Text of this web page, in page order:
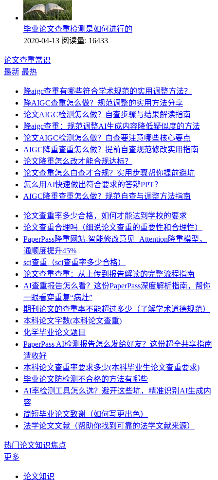
毕业论文查重检测是如何进行的
2020-04-13 阅读量: 16433
论文查重常识
最新 最热
降aigc查重有哪些符合学术规范的实用调整方法？
降AIGC查重怎么做？规范调整的实用方法分享
论文AIGC检测怎么做？自查步骤与结果解读指南
降aigc查重：规范调整AI生成内容降低疑似度的方法
论文AIGC检测怎么做？自查要注意哪些核心要点
AIGC降重查重怎么做？提前自查规范修改实用指南
论文降重怎么改才能合规达标？
论文查重怎么自查才合规？实用步骤帮你提前避坑
怎么用AI快速做出符合要求的答辩PPT？
AIGC降重查重怎么做？规范自查与调整方法指南
论文查重率多少合格，如何才能达到学校的要求
论文查重合理吗（细说论文查重的重要性和合理性）
PaperPass降重网站-智能修改意见+Attention降重模型，
通顺度提升45%
sci查重（sci查重率多少合格）
论文查重查重：从上传到报告解读的完整流程指南
AI查重报告怎么看？这份PaperPass深度解析指南，帮你
一眼看穿重复“病灶”
期刊论文的查重率不能超过多少（了解学术道德规范）
本科论文字数(本科论文查重)
化学毕业论文题目
PaperPass AI检测报告怎么发给好友？这份超全共享指南
请收好
本科论文查重率要求多少(本科毕业生论文查重要求)
毕业论文防检测不合格的方法有哪些
AI率检测工具怎么选？避开这些坑，精准识别AI生成内
容
简短毕业论文致谢（如何写更出色）
法学论文文献（帮助你找到可靠的法学文献来源）
热门论文知识焦点
更多
论文知识